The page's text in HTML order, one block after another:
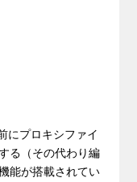
にプロキシファイ
る（その代わり編
能が搭載されてい